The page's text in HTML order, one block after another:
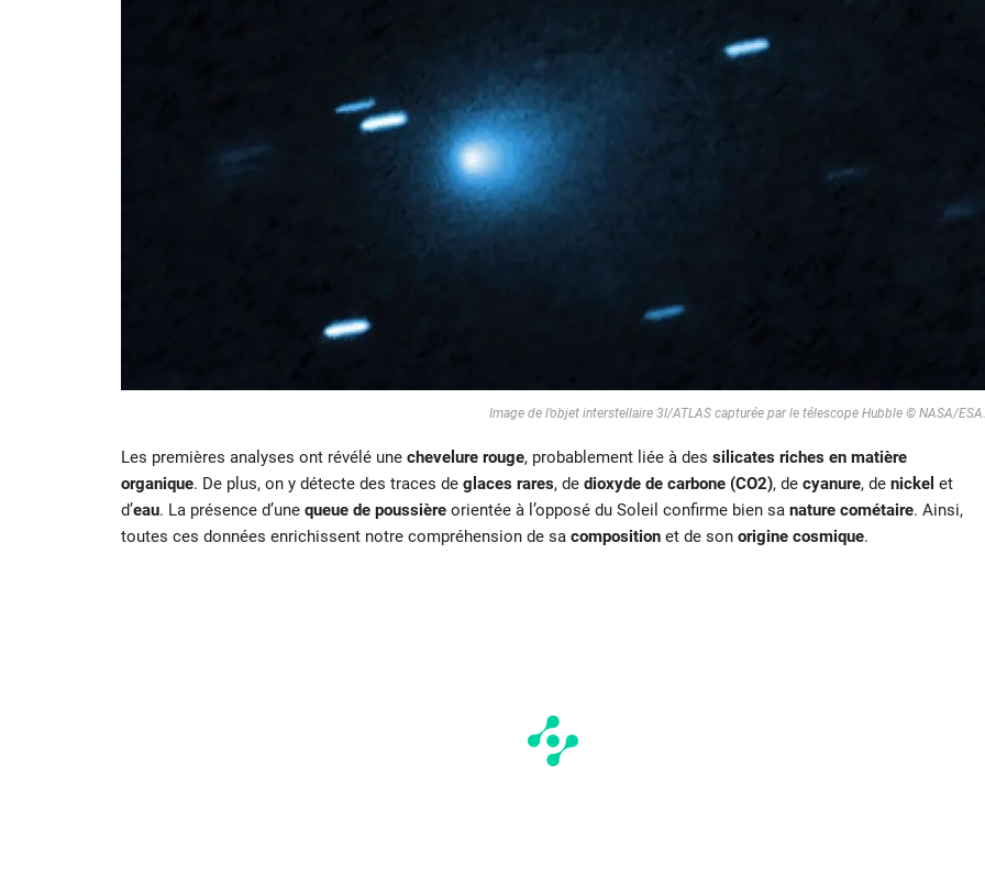
Image de l’objet interstellaire 3I/ATLAS capturée par le télescope Hubble © NASA/ESA.
Les premières analyses ont révélé une chevelure rouge, probablement liée à des silicates riches en matière
organique. De plus, on y détecte des traces de glaces rares, de dioxyde de carbone (CO2), de cyanure, de nickel et
d’eau. La présence d’une queue de poussièreorientée à l’opposé du Soleil confirme bien sa nature cométaire. Ainsi,
toutes ces données enrichissent notre compréhension de sa compositionet de son origine cosmique.